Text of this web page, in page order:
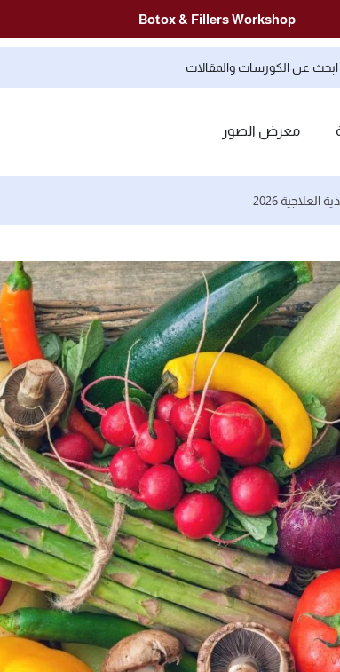
Botox & Fillers Workshop
معرض الصور
2026